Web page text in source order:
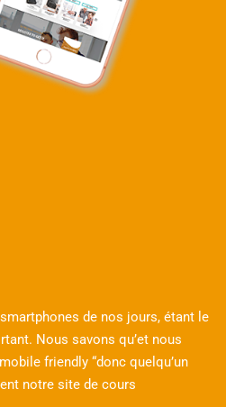
de nos jours, étant le
Nous savons qu’et nous
friendly “donc quelqu’un
notre site de cours